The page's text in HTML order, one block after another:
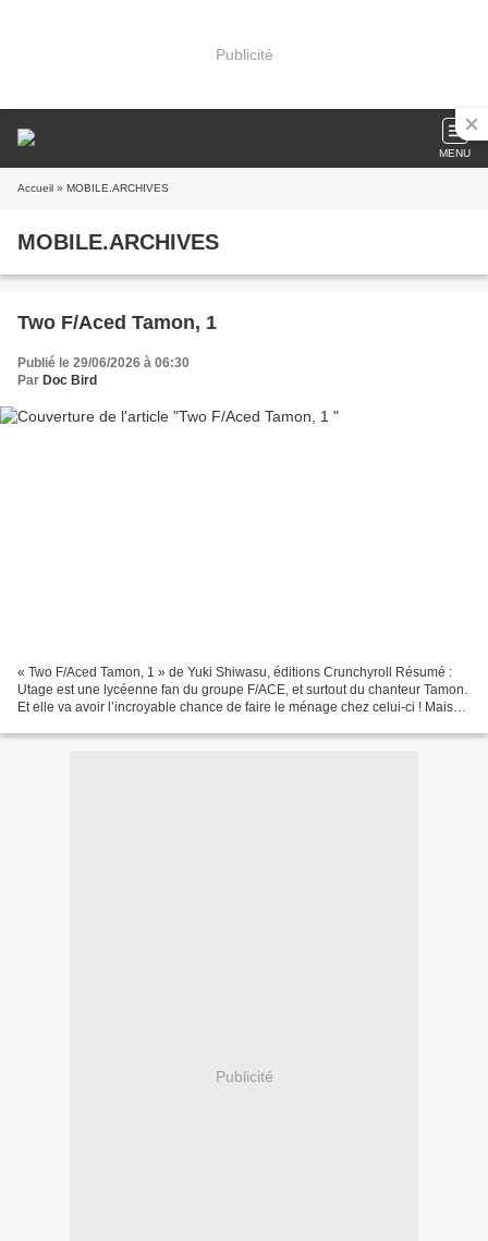
Publicité
MENU
Accueil » MOBILE.ARCHIVES
MOBILE.ARCHIVES
Two F/Aced Tamon, 1
Publié le 29/06/2026 à 06:30
Par Doc Bird
« Two F/Aced Tamon, 1 » de Yuki Shiwasu, éditions Crunchyroll Résumé :
Utage est une lycéenne fan du groupe F/ACE, et surtout du chanteur Tamon.
Et elle va avoir l’incroyable chance de faire le ménage chez celui-ci ! Mais
Publicité